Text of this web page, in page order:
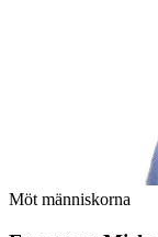
Möt människorna